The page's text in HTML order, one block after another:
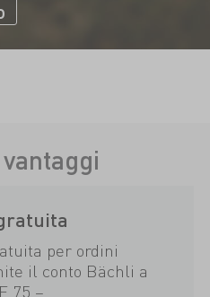
per ordini
il conto Bächli a
75.–.